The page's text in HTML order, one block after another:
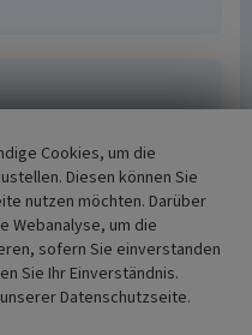
urheberrechtlich
unterliegen
urheberrechtlichen
sind.
In: KuLaDig,
Cookies, um die
Diesen können Sie
nutzen möchten. Darüber
Webanalyse, um die
sofern Sie einverstanden
Sie Ihr Einverständnis.
Datenschutzseite.